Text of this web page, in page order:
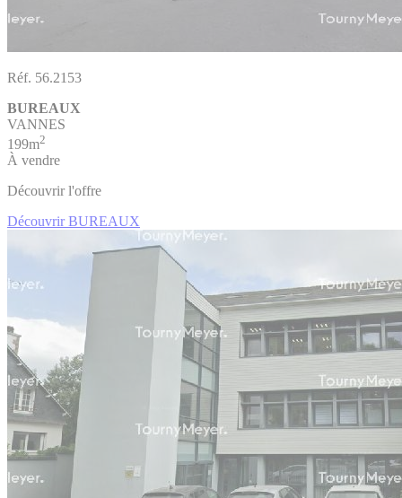
Réf. 56.2153
BUREAUX
VANNES
199m2
À vendre
Découvrir l'offre
Découvrir BUREAUX